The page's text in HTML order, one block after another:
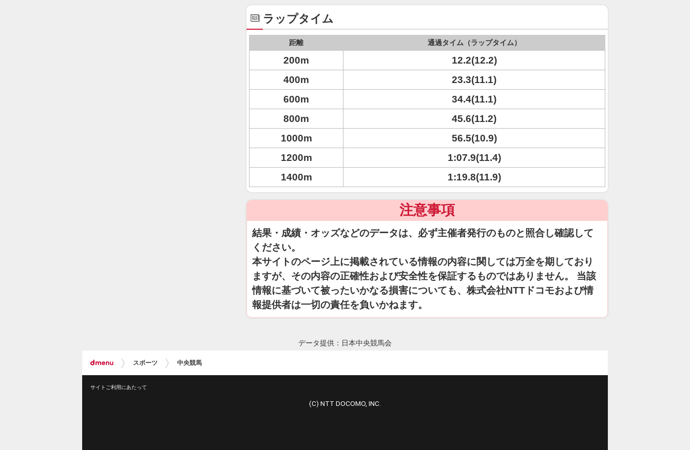
ラップタイム
距離 通過タイム（ラップタイム）
200m
12.2(12.2)
400m
23.3(11.1)
600m
34.4(11.1)
800m
45.6(11.2)
1000m
56.5(10.9)
1200m
1:07.9(11.4)
1400m
1:19.8(11.9)
注意事項
結果・成績・オッズなどのデータは、必ず主催者発行のものと照合し確認して
ください。
本サイトのページ上に掲載されている情報の内容に関しては万全を期しており
ますが、その内容の正確性および安全性を保証するものではありません。 当該
情報に基づいて被ったいかなる損害についても、株式会社NTTドコモおよび情
報提供者は一切の責任を負いかねます。
データ提供：日本中央競馬会
スポーツ 中央競馬
サイトご利用にあたって
(C) NTT DOCOMO, INC.